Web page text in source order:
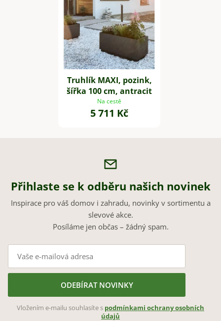
Truhlík MAXI, pozink,
šířka 100 cm, antracit
Na cestě
5 711 Kč
Přihlaste se k odběru našich novinek
Inspirace pro váš domov i zahradu, novinky v sortimentu a
slevové akce.
Posíláme jen občas – žádný spam.
ODEBÍRAT NOVINKY
Vložením e-mailu souhlasíte s podmínkami ochrany osobních
údajů